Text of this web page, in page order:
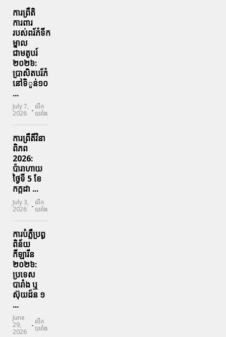
ការព្រឹតិ
ការពារ
របស់ពរ័ភ៎ទីក
ម្នាល
ជាមតូបរ៍
២០២៦:
ប្រាសិតបរ័ភ៎
នៅទិូន់១០
...
July 7,
2026 - លីក
បារាំង
ការព្រឹតិ៍វិនា
ពិភព
2026:
ប៉ារាហាយ
ថ្ងៃទី 5 ខែ
កក្កដា ...
July 3,
2026 - លីក
បារាំង
ការបំភ្លឺប្រព្ធ​
ពិន័យ​
កីឡារីន​
២០២៦:
ប្រទេស​
បារាំង​ ឬ​
ស៊ុយដ៍ន​ ១
...
June
29,
2026
- លីក
បារាំង